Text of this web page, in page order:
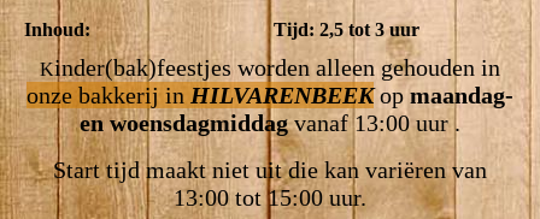
Inhoud: Tijd: 2,5 tot 3 uur
Kinder(bak)feestjes worden alleen gehouden in
onze bakkerij in HILVARENBEEKopmaandag-
en woensdagmiddagvanaf 13:00 uur .
Start tijd maakt niet uit die kan variëren van
13:00 tot 15:00 uur.